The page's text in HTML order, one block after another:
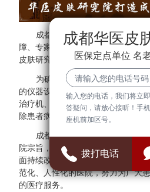
成都华医皮肤研究院秉承"医院
障、专家团队是核心"的方针。为了
皮肤研究院与多家三甲医院专家建
为确保医疗质量与安全，成都
的仪器设备，拥有308准分子光治
治疗机、射频治疗仪、窄谱UVB治
除患者病症提供可靠的保障。
成都华医皮肤研究院始终把"群
院宗旨，并借鉴医院JCI认证标准
面持续改进，全面建设现代化、科
范化、人性化的医院，努力为广大
的医疗服务。
成都华医皮
医保定点单位 名
输入您的电话，我们将立
答疑问，请放心接听！手
座机前加区号。
拨打电话